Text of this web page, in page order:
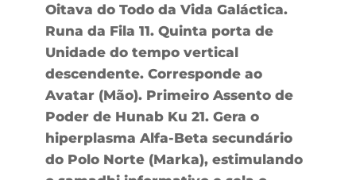
Oitava do Todo da Vida Galáctica.
Runa da Fila 11. Quinta porta de
Unidade do tempo vertical
descendente. Corresponde ao
Avatar (Mão). Primeiro Assento de
Poder de Hunab Ku 21. Gera o
hiperplasma Alfa-Beta secundário
do Polo Norte (Marka), estimulando